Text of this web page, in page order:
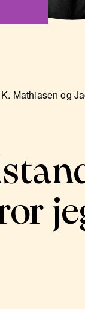
Mathiasen og